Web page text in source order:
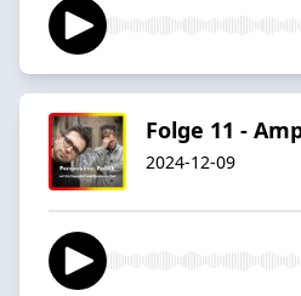
Folge 11 -
2024-12-09